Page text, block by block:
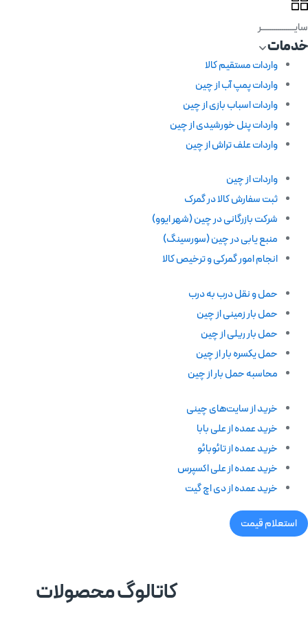
سایــــــــــــــــر
خدمات
واردات مستقیم کالا
واردات پمپ آب از چین
واردات اسباب بازی از چین
واردات پنل خورشیدی از چین
واردات علف تراش از چین
واردات از چین
ثبت سفارش کالا در گمرک
شرکت بازرگانی در چین (شهر ایوو)
منبع یابی در چین (سورسینگ)
انجام امور گمرکی و ترخیص کالا
حمل و نقل درب به درب
حمل بار زمینی از چین
حمل بار ریلی از چین
حمل یکسره بار از چین
محاسبه حمل بار از چین
خرید از سایت‌های چینی
خرید عمده از علی بابا
خرید عمده از تائوبائو
خرید عمده از علی اکسپرس
خرید عمده از دی اچ گیت
استعلام قیمت
کاتالوگ محصولات